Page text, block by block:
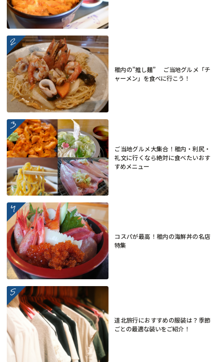
稚内の”推し麺” ご当地グルメ「チ
ャーメン」を食べに行こう！
more
ご当地グルメ大集合！稚内・利尻・
礼文に行くなら絶対に食べたいおす
すめメニュー
more
コスパが最高！稚内の海鮮丼の名店
特集
more
道北旅行におすすめの服装は？季節
ごとの最適な装いをご紹介！
more